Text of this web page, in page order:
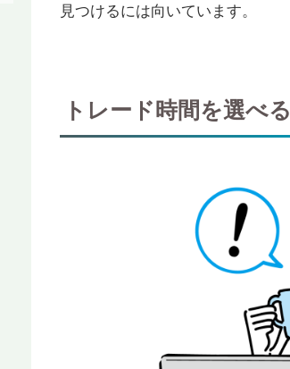
見つけるには向いています。
トレード時間を選べる